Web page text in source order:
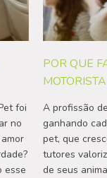
foi
no
esse
POR QUE
A profissão
ganhando
pet, que
tutores
de seus